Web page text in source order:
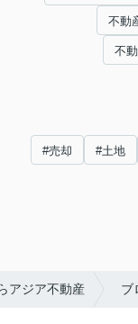
不動
不
#売却 #土地
アジア不動産 ブ